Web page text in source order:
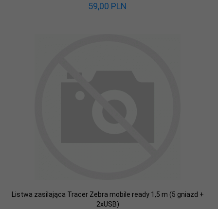
59,00 PLN
Listwa zasilająca Tracer Zebra mobile ready 1,5 m (5 gniazd +
2xUSB)